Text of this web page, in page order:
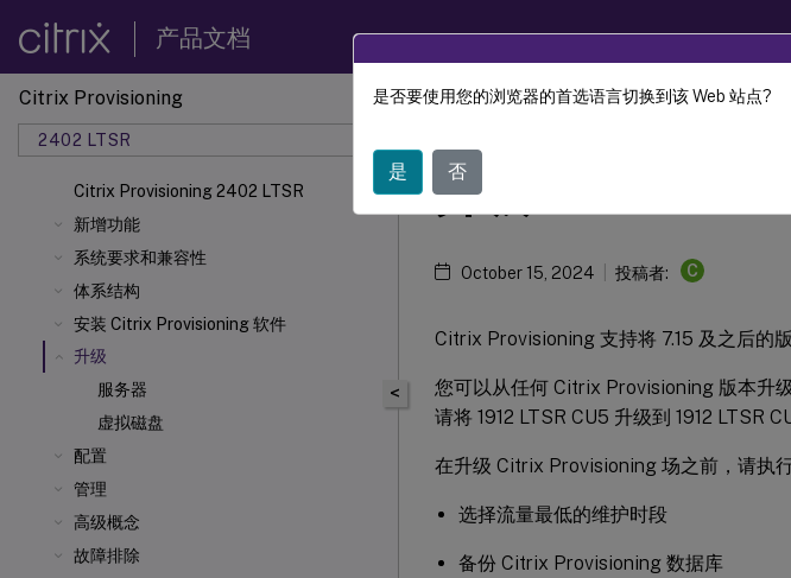
产品文档
Citrix Provisioning
2402 LTSR
Citrix Provisioning 2402 LTSR
新增功能
系统要求和兼容性
体系结构
安装 Citrix Provisioning 软件
升级
服务器
虚拟磁盘
配置
管理
高级概念
故障排除
Citrix Provisioning Citrix Provisioning
<
升级
October 15, 2024 投稿者: C
Citrix Provisioning 支持将 7.15 及之后的
您可以从任何 Citrix Provisioning 版本升
请将 1912 LTSR CU5 升级到 1912 LTSR
在升级 Citrix Provisioning 场之前，请执
选择流量最低的维护时段
备份 Citrix Provisioning 数据库
是否要使用您的浏览器的首选语言切换到该 Web 站点?
是 否